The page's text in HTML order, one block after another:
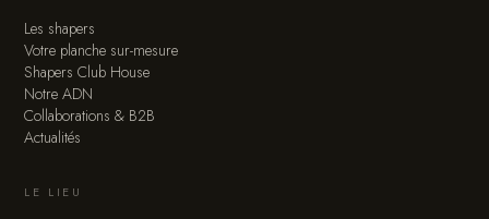
Les shapers
Votre planche sur-mesure
Shapers Club House
Notre ADN
Collaborations & B2B
Actualités
LE LIEU